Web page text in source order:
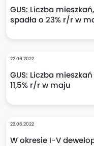
GUS: Liczba
spadła o 23% r/r w
22.06.2022
GUS: Liczba
11,5% r/r w maju
22.06.2022
W okresie I-V